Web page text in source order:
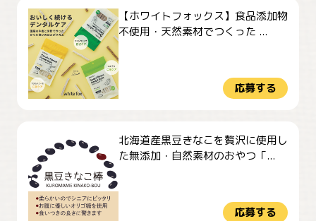
【ホワイトフォックス】食品添加物
不使用・天然素材でつくった ...
応募する
北海道産黒豆きなこを贅沢に使用し
た無添加・自然素材のおやつ「...
応募する